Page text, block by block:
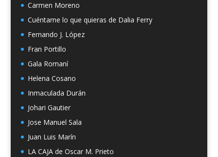
Carmen Moreno
Cuéntame lo que quieras de Dalia Ferry
Fernando J. López
Fran Portillo
Gala Romaní
Helena Cosano
Inmaculada Durán
Johari Gautier
Jose Manuel Sala
Juan Luis Marín
LA CAJA de Oscar M. Prieto